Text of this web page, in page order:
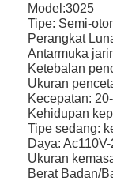
Model:3025
Tipe: Semi-
Perangkat
Antarmuka
Ketebalan
Ukuran
Kecepatan:
Kehidupan
Tipe sedang:
Daya:
Ukuran
Berat Badan/